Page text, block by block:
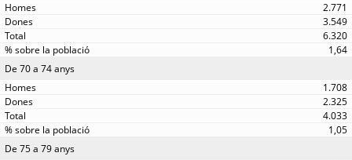
2.771
3.549
6.320
1,64
De 70 a 74 anys
1.708
2.325
4.033
1,05
De 75 a 79 anys